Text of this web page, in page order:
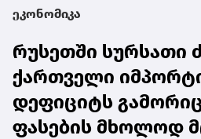
ეკონომიკა
რუსეთში სურსათი
ქართველი
დეფიციტს
ფასების მხოლოდ